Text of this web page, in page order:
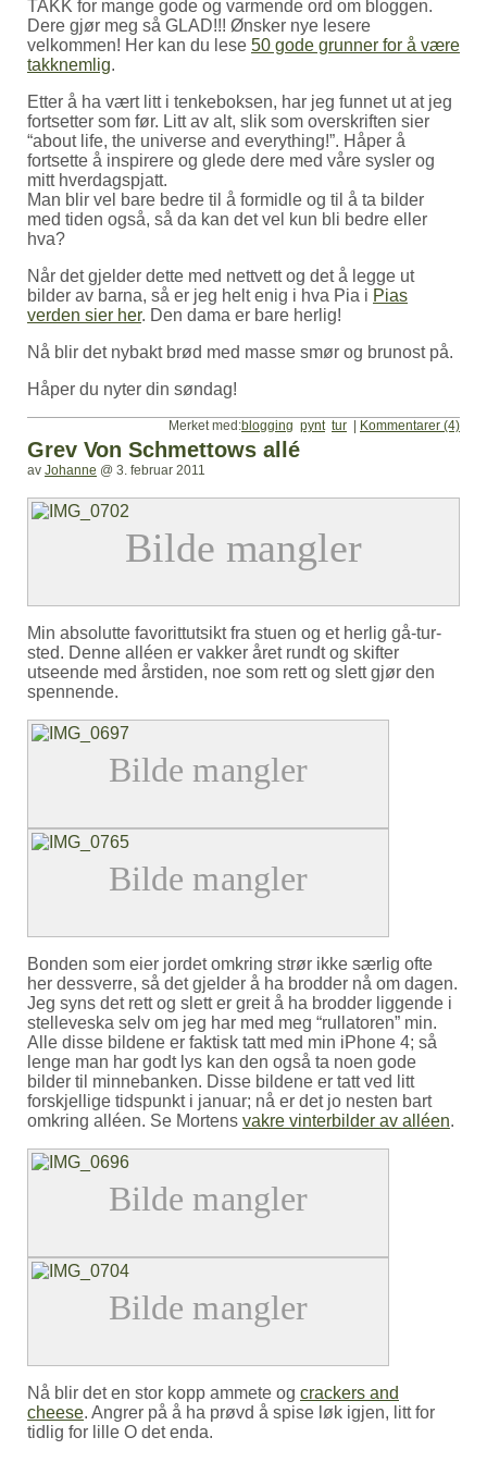
TAKK for mange gode og varmende ord om bloggen.
Dere gjør meg så GLAD!!! Ønsker nye lesere
velkommen! Her kan du lese 50 gode grunner for å være
takknemlig.
Etter å ha vært litt i tenkeboksen, har jeg funnet ut at jeg
fortsetter som før. Litt av alt, slik som overskriften sier
“about life, the universe and everything!”. Håper å
fortsette å inspirere og glede dere med våre sysler og
mitt hverdagspjatt.
Man blir vel bare bedre til å formidle og til å ta bilder
med tiden også, så da kan det vel kun bli bedre eller
hva?
Når det gjelder dette med nettvett og det å legge ut
bilder av barna, så er jeg helt enig i hva Pia i Pias
verden sier her. Den dama er bare herlig!
Nå blir det nybakt brød med masse smør og brunost på.
Håper du nyter din søndag!
Merket med:blogging pynt tur | Kommentarer (4)
Grev Von Schmettows allé
av Johanne @ 3. februar 2011
Min absolutte favorittutsikt fra stuen og et herlig gå-tur-
sted. Denne alléen er vakker året rundt og skifter
utseende med årstiden, noe som rett og slett gjør den
spennende.
Bonden som eier jordet omkring strør ikke særlig ofte
her dessverre, så det gjelder å ha brodder nå om dagen.
Jeg syns det rett og slett er greit å ha brodder liggende i
stelleveska selv om jeg har med meg “rullatoren” min.
Alle disse bildene er faktisk tatt med min iPhone 4; så
lenge man har godt lys kan den også ta noen gode
bilder til minnebanken. Disse bildene er tatt ved litt
forskjellige tidspunkt i januar; nå er det jo nesten bart
omkring alléen. Se Mortens vakre vinterbilder av alléen.
Nå blir det en stor kopp ammete og crackers and
cheese. Angrer på å ha prøvd å spise løk igjen, litt for
tidlig for lille O det enda.